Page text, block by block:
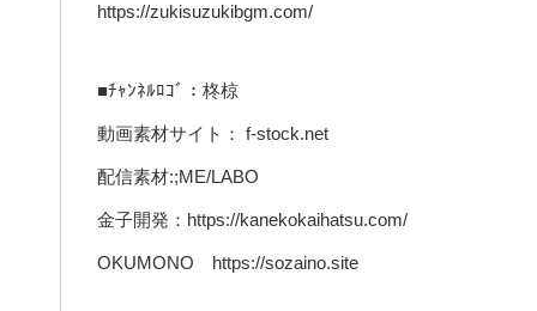
https://zukisuzukibgm.com/
■ﾁｬﾝﾈﾙﾛｺﾞ：柊椋
動画素材サイト： f-stock.net
配信素材:;ME/LABO
金子開発：https://kanekokaihatsu.com/
OKUMONO https://sozaino.site